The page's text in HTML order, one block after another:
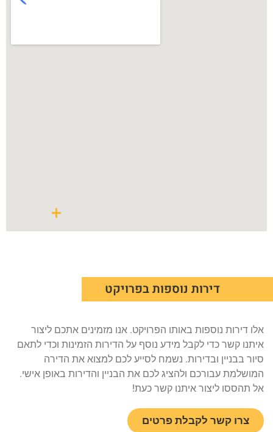
דירות נוספות בפרויקט
אלו דירות נוספות באותו הפרויקט. אנו מזמינים אתכם ליצור
איתנו קשר כדי לקבל מידע נוסף על הדירות הזמינות וכדי לתאם
סיור בבניין ובדירות. נשמח לסייע לכם למצוא את הדירה
המושלמת עבורכם ולהציג לכם את הבניין והדירות באופן אישי.
אל תהססו ליצור איתנו קשר כעת!
צרו קשר לקבלת פרטים